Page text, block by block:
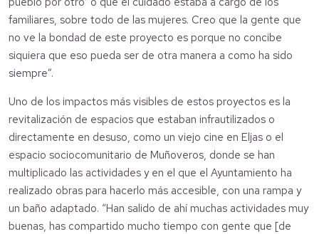
familiares, sobre todo de las mujeres. Creo que la gente que
no ve la bondad de este proyecto es porque no concibe
siquiera que eso pueda ser de otra manera a como ha sido
siempre”.
Uno de los impactos más visibles de estos proyectos es la
revitalización de espacios que estaban infrautilizados o
directamente en desuso, como un viejo cine en Eljas o el
espacio sociocomunitario de Muñoveros, donde se han
multiplicado las actividades y en el que el Ayuntamiento ha
realizado obras para hacerlo más accesible, con una rampa y
un baño adaptado. “Han salido de ahí muchas actividades muy
buenas, has compartido mucho tiempo con gente que [de